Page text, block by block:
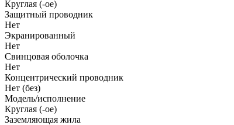
Круглая (-ое)
Защитный проводник
Нет
Экранированный
Нет
Свинцовая оболочка
Нет
Концентрический проводник
Нет (без)
Модель/исполнение
Круглая (-ое)
Заземляющая жила